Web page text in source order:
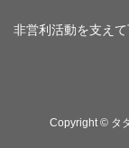
非営利活動を支え
Copyright © タ